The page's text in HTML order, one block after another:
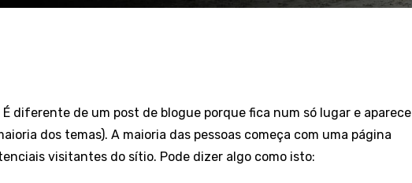
diferente de um post de blogue porque fica num só lugar e aparece
dos temas). A maioria das pessoas começa com uma página
visitantes do sítio. Pode dizer algo como isto: